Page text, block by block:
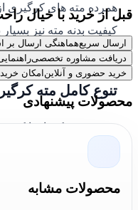
همرده مته های کرگیری
کیفیت بدنه مته نیز
تغییر حالتی ایجاد نمی
تنوع کامل مته
برند پینسر یکی از با
سفارش می توانید با
قبل از خرید با خیال
ارسال سریعهماهنگی ارسال
دریافت مشاوره تخصصی
خرید حضوری و آنلاین امکان
محصولات پیشنهادی
محصولات مشابه